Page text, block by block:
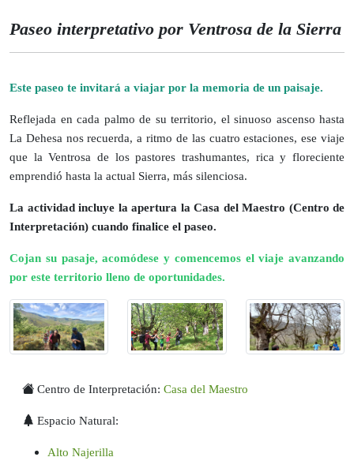
Paseo interpretativo por Ventrosa de la Sierra
Este paseo te invitará a viajar por la memoria de un paisaje.
Reflejada en cada palmo de su territorio, el sinuoso ascenso hasta
La Dehesa nos recuerda, a ritmo de las cuatro estaciones, ese viaje
que la Ventrosa de los pastores trashumantes, rica y floreciente
emprendió hasta la actual Sierra, más silenciosa.
La actividad incluye la apertura la Casa del Maestro (Centro de
Interpretación) cuando finalice el paseo.
Cojan su pasaje, acomódese y comencemos el viaje avanzando
por este territorio lleno de oportunidades.
Centro de Interpretación: Casa del Maestro
Espacio Natural:
Alto Najerilla